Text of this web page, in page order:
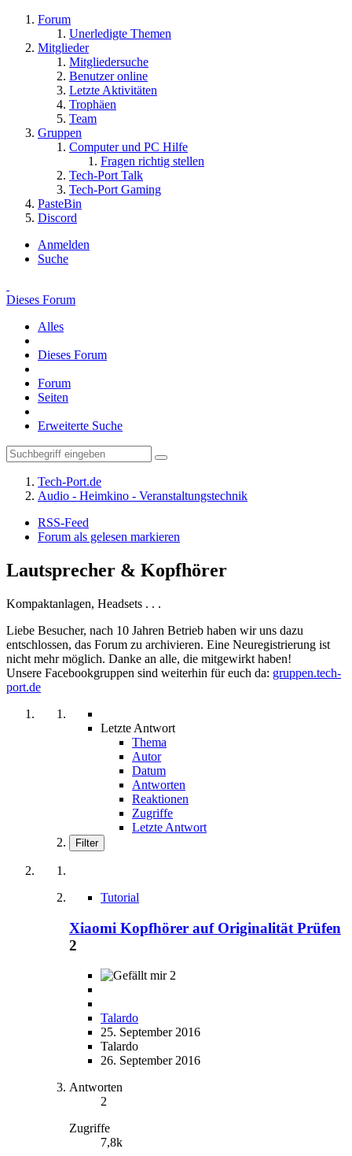
Forum
Unerledigte Themen
Mitglieder
Mitgliedersuche
Benutzer online
Letzte Aktivitäten
Trophäen
Team
Gruppen
Computer und PC Hilfe
Fragen richtig stellen
Tech-Port Talk
Tech-Port Gaming
PasteBin
Discord
Anmelden
Suche
Dieses Forum
Alles
Dieses Forum
Forum
Seiten
Erweiterte Suche
Tech-Port.de
Audio - Heimkino - Veranstaltungstechnik
RSS-Feed
Forum als gelesen markieren
Lautsprecher & Kopfhörer
Kompaktanlagen, Headsets . . .
Liebe Besucher, nach 10 Jahren Betrieb haben wir uns dazu
entschlossen, das Forum zu archivieren. Eine Neuregistrierung ist
nicht mehr möglich. Danke an alle, die mitgewirkt haben!
Unsere Facebookgruppen sind weiterhin für euch da: gruppen.tech-
port.de
Letzte Antwort
Thema
Autor
Datum
Antworten
Reaktionen
Zugriffe
Letzte Antwort
Filter
Tutorial
Xiaomi Kopfhörer auf Originalität Prüfen
2
2
Talardo
25. September 2016
Talardo
26. September 2016
Antworten
2
Zugriffe
7,8k